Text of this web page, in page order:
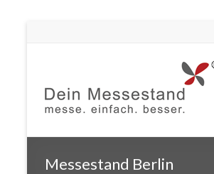
Messestand Berlin